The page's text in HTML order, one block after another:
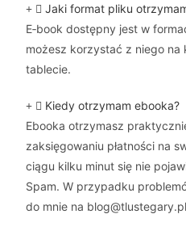
Jaki format pliku
E‑book dostępny jest w
możesz korzystać z niego
tablecie.
Kiedy otrzymam ebooka?
Ebooka otrzymasz
zaksięgowaniu płatności na
ciągu kilku minut się nie
Spam. W przypadku
do mnie na blog@tlustegary.pl